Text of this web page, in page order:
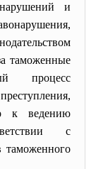
и
таможенные
процесс
к ведению
с
таможенного